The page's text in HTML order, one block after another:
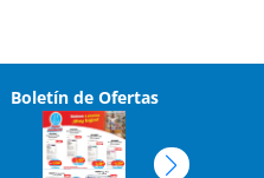
Boletín de Ofertas